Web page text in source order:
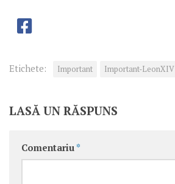
Etichete: Important Important-LeonXIV
LASĂ UN RĂSPUNS
Comentariu *